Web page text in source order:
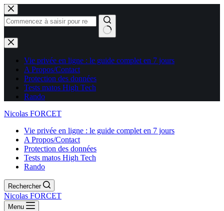
Aucun
résultat
Vie privée en ligne : le guide complet en 7 jours
A Propos/Contact
Protection des données
Tests matos High Tech
Rando
Nicolas FORCET
Vie privée en ligne : le guide complet en 7 jours
A Propos/Contact
Protection des données
Tests matos High Tech
Rando
Rechercher
Nicolas FORCET
Menu